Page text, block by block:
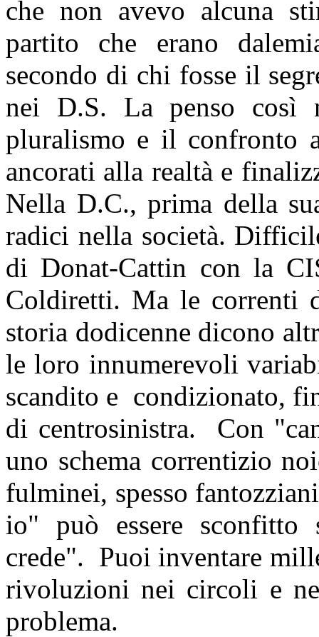
che non avevo alcuna
partito che erano
secondo di chi fosse il
nei D.S. La penso così
pluralismo e il confronto
ancorati alla realtà e
Nella D.C., prima della
radici nella società.
di Donat-Cattin con la
Coldiretti. Ma le correnti
storia dodicenne dicono
le loro innumerevoli
scandito e condizionato,
di centrosinistra.
Con
uno schema correntizio
fulminei, spesso
io" può essere
crede". Puoi inventare
rivoluzioni nei circoli e
problema.